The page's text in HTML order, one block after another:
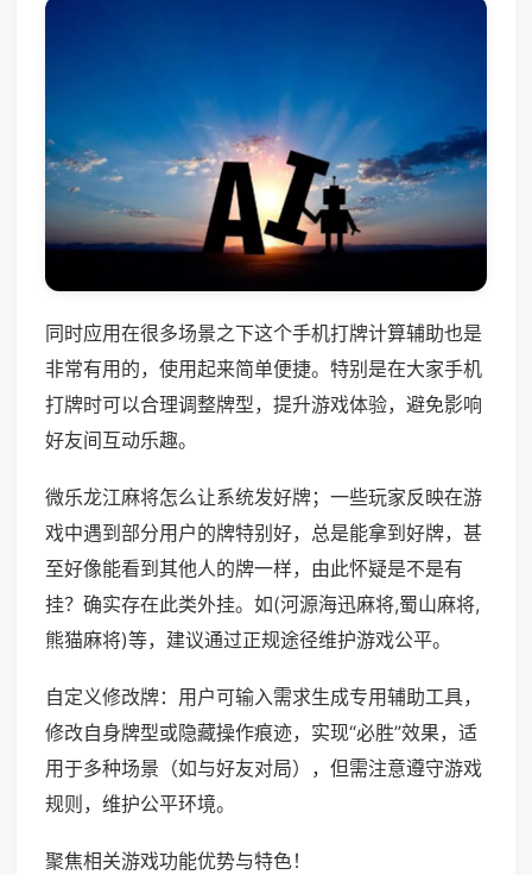
同时应用在很多场景之下这个手机打牌计算辅助也是
非常有用的，使用起来简单便捷。特别是在大家手机
打牌时可以合理调整牌型，提升游戏体验，避免影响
好友间互动乐趣。
微乐龙江麻将怎么让系统发好牌；一些玩家反映在游
戏中遇到部分用户的牌特别好，总是能拿到好牌，甚
至好像能看到其他人的牌一样，由此怀疑是不是有
挂？确实存在此类外挂。如(河源海迅麻将,蜀山麻将,
熊猫麻将)等，建议通过正规途径维护游戏公平。
自定义修改牌：用户可输入需求生成专用辅助工具，
修改自身牌型或隐藏操作痕迹，实现“必胜”效果，适
用于多种场景（如与好友对局），但需注意遵守游戏
规则，维护公平环境。
聚焦相关游戏功能优势与特色！